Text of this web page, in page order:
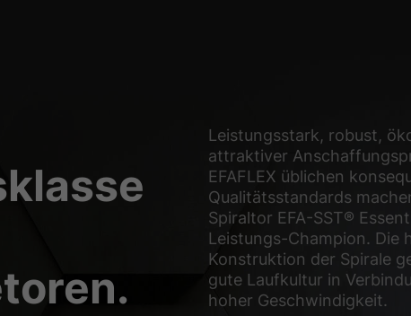
Leistungsstark, robust,
attraktiver
EFAFLEX üblichen
Qualitätsstandards
Spiraltor EFA-SST®
Leistungs-Champion. Die
Konstruktion der Spirale
gute Laufkultur in
hoher Geschwindigkeit.
Cookie-
Externe Medien (2)
Inhalte von Videoplattformen und Social-Media-Plattformen
Medien akzeptiert werden, bedarf der Zugriff auf diese Inhalte
Cookie-